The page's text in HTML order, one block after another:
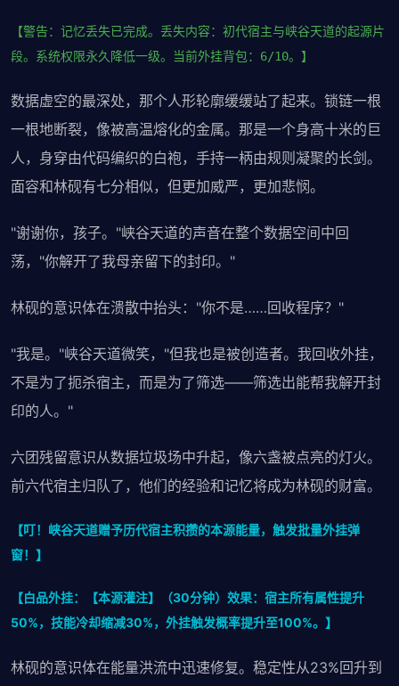
【警告：记忆丢失已完成。丢失内容：初代宿主与峡谷天道的起源片
段。系统权限永久降低一级。当前外挂背包：6/10。】
数据虚空的最深处，那个人形轮廓缓缓站了起来。锁链一根
一根地断裂，像被高温熔化的金属。那是一个身高十米的巨
人，身穿由代码编织的白袍，手持一柄由规则凝聚的长剑。
面容和林砚有七分相似，但更加威严，更加悲悯。
"谢谢你，孩子。"峡谷天道的声音在整个数据空间中回
荡，"你解开了我母亲留下的封印。"
林砚的意识体在溃散中抬头："你不是……回收程序？"
"我是。"峡谷天道微笑，"但我也是被创造者。我回收外挂，
不是为了扼杀宿主，而是为了筛选——筛选出能帮我解开封
印的人。"
六团残留意识从数据垃圾场中升起，像六盏被点亮的灯火。
前六代宿主归队了，他们的经验和记忆将成为林砚的财富。
【叮！峡谷天道赠予历代宿主积攒的本源能量，触发批量外挂弹
窗！】
【白品外挂：【本源灌注】（30分钟）效果：宿主所有属性提升
50%，技能冷却缩减30%，外挂触发概率提升至100%。】
林砚的意识体在能量洪流中迅速修复。稳定性从23%回升到